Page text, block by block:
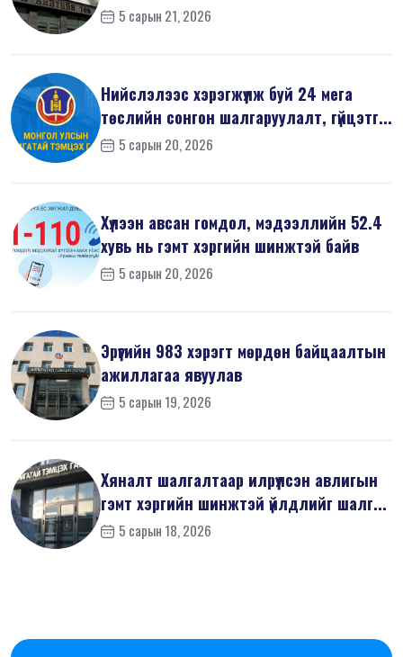
шалгалтаар ...
5 сарын 21, 2026
Нийслэлээс хэрэгжүүлж буй 24 мега
төслийн сонгон шалгаруулалт, гүйцэтг...
5 сарын 20, 2026
Хүлээн авсан гомдол, мэдээллийн 52.4
хувь нь гэмт хэргийн шинжтэй байв
5 сарын 20, 2026
Эрүүгийн 983 хэрэгт мөрдөн байцаалтын
ажиллагаа явуулав
5 сарын 19, 2026
Хяналт шалгалтаар илрүүлсэн авлигын
гэмт хэргийн шинжтэй үйлдлийг шалг...
5 сарын 18, 2026